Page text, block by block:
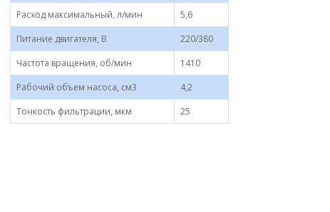
Расход максимальный, л/мин
5,6
Питание двигателя, В
220/380
Частота вращения, об/мин
1410
Рабочий объем насоса, см3
4,2
Тонкость фильтрации, мкм
25